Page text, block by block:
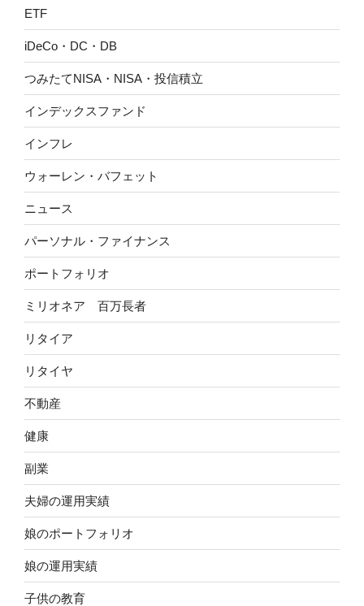
ETF
iDeCo・DC・DB
つみたてNISA・NISA・投信積立
インデックスファンド
インフレ
ウォーレン・バフェット
ニュース
パーソナル・ファイナンス
ポートフォリオ
ミリオネア 百万長者
リタイア
リタイヤ
不動産
健康
副業
夫婦の運用実績
娘のポートフォリオ
娘の運用実績
子供の教育